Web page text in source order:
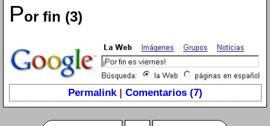
Por fin (3)
Permalink| Comentarios (7)